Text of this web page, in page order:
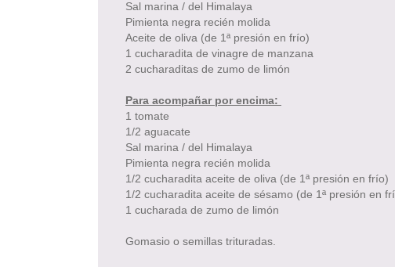
Sal marina / del Himalaya
Pimienta negra recién molida
Aceite de oliva (de 1ª presión en frío)
1 cucharadita de vinagre de manzana
2 cucharaditas de zumo de limón
Para acompañar por encima:
1 tomate
1/2 aguacate
Sal marina / del Himalaya
Pimienta negra recién molida
1/2 cucharadita aceite de oliva (de 1ª presión en frío)
1/2 cucharadita aceite de sésamo (de 1ª presión en
1 cucharada de zumo de limón
Gomasio o semillas trituradas.